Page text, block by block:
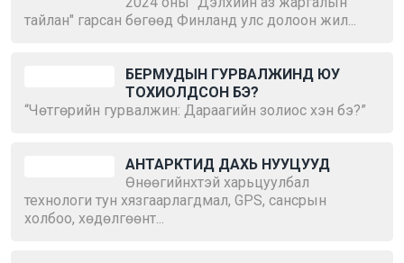
тайлан" гарсан бөгөөд Финланд улс долоон жил...
БЕРМУДЫН ГУРВАЛЖИНД ЮУ
ТОХИОЛДСОН БЭ?
“Чөтгөрийн гурвалжин: Дараагийн золиос хэн бэ?”
АНТАРКТИД ДАХЬ НУУЦУУД
Өнөөгийнхтэй харьцуулбал
технологи тун хязгаарлагдмал, GPS, сансрын
холбоо, хөдөлгөөнт...